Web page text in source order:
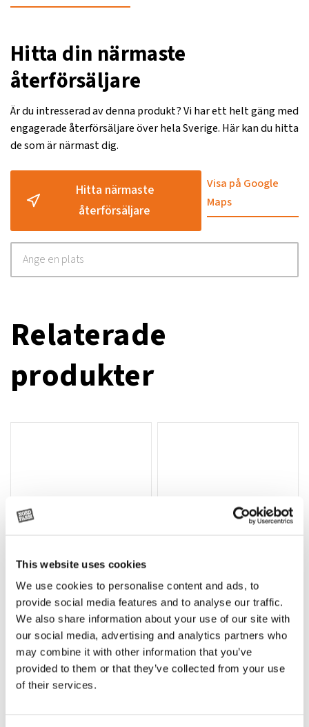
This website uses cookies
We use cookies to personalise content and ads, to
provide social media features and to analyse our traffic.
We also share information about your use of our site with
our social media, advertising and analytics partners who
may combine it with other information that you’ve
provided to them or that they’ve collected from your use
of their services.
Hitta din närmaste
återförsäljare
Är du intresserad av denna produkt? Vi har ett helt gäng med
engagerade återförsäljare över hela Sverige. Här kan du hitta
de som är närmast dig.
Hitta närmaste
återförsäljare
Visa på Google
Maps
Relaterade
produkter
Lägg till i varukorg
Rotor, komplett med slagor
OR80013456G
(ex. moms)
Grön truckknapp
A00220
kr (ex. moms)